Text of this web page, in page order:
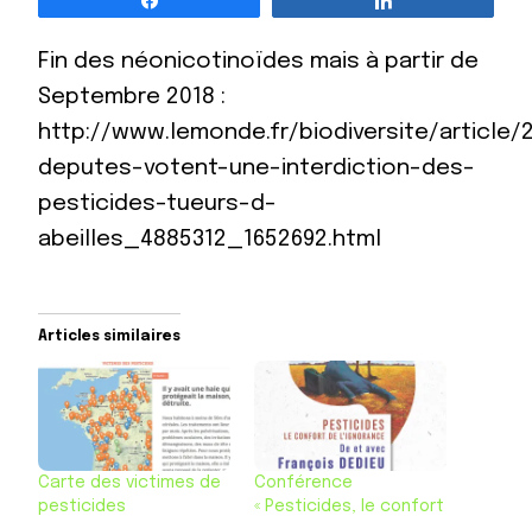
Fin des néonicotinoïdes mais à partir de
Septembre 2018 :
http://www.lemonde.fr/biodiversite/article/
deputes-votent-une-interdiction-des-
pesticides-tueurs-d-
abeilles_4885312_1652692.html
Articles similaires
Carte des victimes de
pesticides
Conférence
« Pesticides, le confort